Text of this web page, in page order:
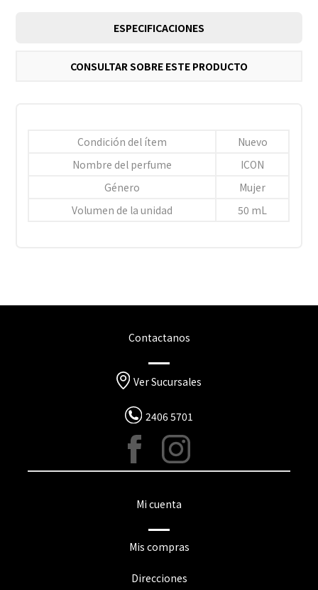
ESPECIFICACIONES
CONSULTAR SOBRE ESTE PRODUCTO
Condición del ítem
Nuevo
Nombre del perfume
ICON
Género
Mujer
Volumen de la unidad
50 mL
Contactanos
Ver Sucursales
2406 5701
Mi cuenta
Mis compras
Direcciones